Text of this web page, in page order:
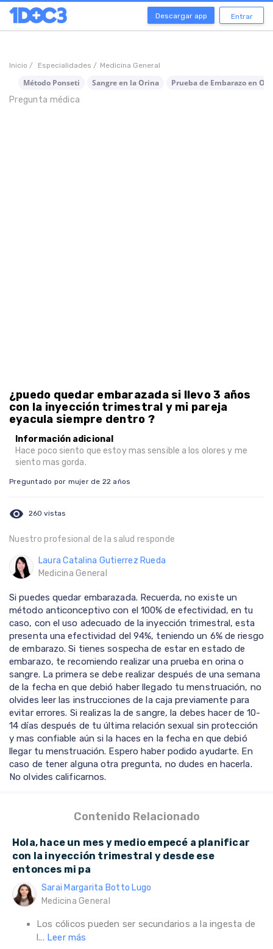
Descargar app Entrar
Inicio / Especialidades / Medicina General
Método Ponseti Sangre en la Orina
Prueba de Embarazo en
Pregunta médica
¿puedo quedar embarazada si llevo 3 años
con la inyección trimestral y mi pareja
eyacula siempre dentro ?
Información adicional
Hace poco siento que estoy mas sensible a los olores y me
siento mas gorda.
Preguntado por mujer de 22 años
visibility 260 vistas
Nuestro profesional de la salud responde
Laura Catalina Gutierrez Rueda
Medicina General
Si puedes quedar embarazada. Recuerda, no existe un
método anticonceptivo con el 100% de efectividad, en tu
caso, con el uso adecuado de la inyección trimestral, esta
presenta una efectividad del 94%, teniendo un 6% de riesgo
de embarazo. Si tienes sospecha de estar en estado de
embarazo, te recomiendo realizar una prueba en orina o
sangre. La primera se debe realizar después de una semana
de la fecha en que debió haber llegado tu menstruación, no
olvides leer las instrucciones de la caja previamente para
evitar errores. Si realizas la de sangre, la debes hacer de 10-
14 días después de tu última relación sexual sin protección
y mas confiable aún si la haces en la fecha en que debió
llegar tu menstruación. Espero haber podido ayudarte. En
caso de tener alguna otra pregunta, no dudes en hacerla.
No olvides calificarnos.
Contenido Relacionado
Hola, hace un mes y medio empecé a planificar
con la inyección trimestral y desde ese
entonces mi pa
Sarai Margarita Botto Lugo
Medicina General
Los cólicos pueden ser secundarios a la ingesta de
l... Leer más